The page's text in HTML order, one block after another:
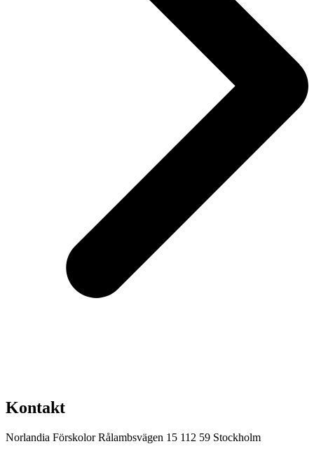
Kontakt
Norlandia Förskolor Rålambsvägen 15 112 59 Stockholm